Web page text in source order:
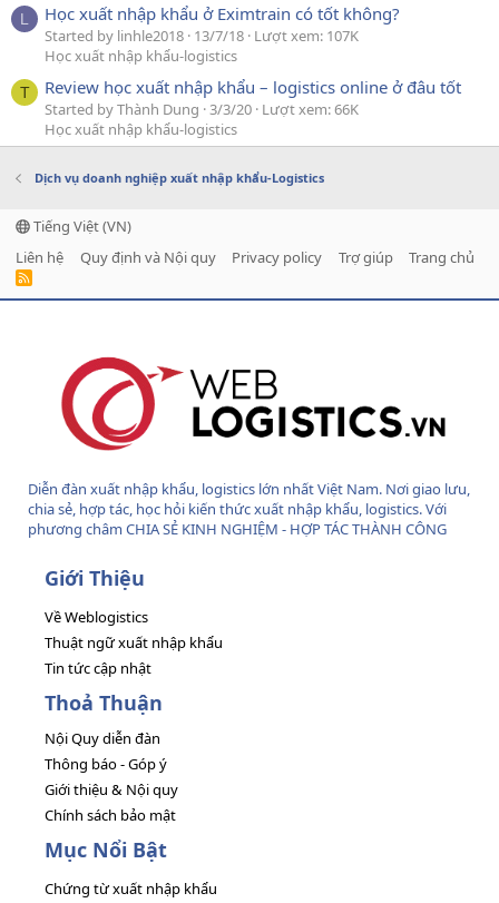
L Học xuất nhập khẩu ở Eximtrain có tốt không?
Started by linhle2018 13/7/18 Lượt xem: 107K
Học xuất nhập khẩu-logistics
T Review học xuất nhập khẩu – logistics online ở đâu tốt
Started by Thành Dung 3/3/20 Lượt xem: 66K
Học xuất nhập khẩu-logistics
Dịch vụ doanh nghiệp xuất nhập khẩu-Logistics
Tiếng Việt (VN)
Liên hệ
Quy định và Nội quy Privacy policy Trợ giúp Trang chủ
R
Diễn đàn xuất nhập khẩu, logistics lớn nhất Việt Nam. Nơi giao lưu,
chia sẻ, hợp tác, học hỏi kiến thức xuất nhập khẩu, logistics. Với
phương châm CHIA SẺ KINH NGHIỆM - HỢP TÁC THÀNH CÔNG
Giới Thiệu
Về Weblogistics
Thuật ngữ xuất nhập khẩu
Tin tức cập nhật
Thoả Thuận
Nội Quy diễn đàn
Thông báo - Góp ý
Giới thiệu & Nội quy
Chính sách bảo mật
Mục Nổi Bật
Chứng từ xuất nhập khẩu